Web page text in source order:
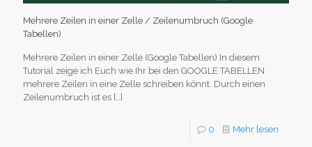
Mehrere Zeilen in einer Zelle / Zeilenumbruch (Google
Tabellen)
Mehrere Zeilen in einer Zelle (Google Tabellen) In diesem
Tutorial zeige ich Euch wie Ihr bei den GOOGLE TABELLEN
mehrere Zeilen in eine Zelle schreiben könnt. Durch einen
Zeilenumbruch ist es […]
0 Mehr lesen